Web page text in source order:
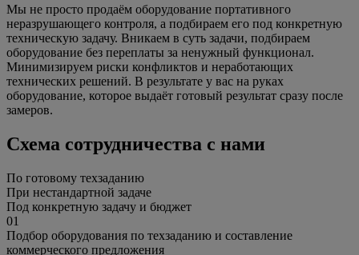
Мы не просто продаём оборудование портативного
неразрушающего контроля, а подбираем его под конкретную
техническую задачу. Вникаем в суть задачи, подбираем
оборудование без переплаты за ненужный функционал.
Минимизируем риски конфликтов и неработающих
технических решений. В результате у вас на руках
оборудование, которое выдаёт готовый результат сразу после
замеров.
Схема сотрудничества с нами
По готовому техзаданию
При нестандартной задаче
Под конкретную задачу и бюджет
01
Подбор оборудования по техзаданию и составление
коммерческого предложения